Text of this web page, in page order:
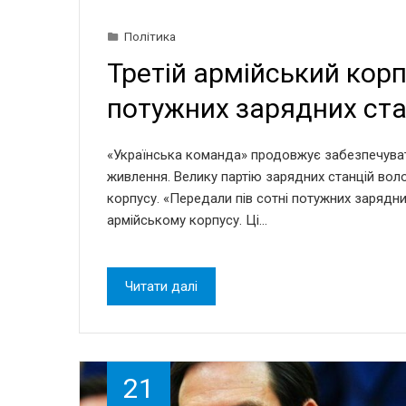
Політика
Третій армійський
потужних зарядних
«Українська команда» продовжує
живлення. Велику партію зарядних станцій
корпусу. «Передали пів сотні потужних
армійському корпусу. Ці…
Читати далі
21